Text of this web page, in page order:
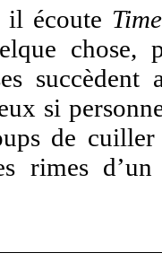
il écoute
succèdent
si
de
rimes